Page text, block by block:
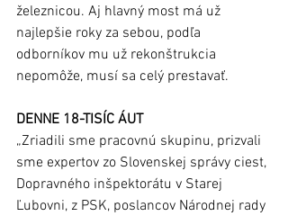
železnicou. Aj hlavný most má už
najlepšie roky za sebou, podľa
odborníkov mu už rekonštrukcia
nepomôže, musí sa celý prestavať.
DENNE 18-TISÍC ÁUT
„Zriadili sme pracovnú skupinu, prizvali
sme expertov zo Slovenskej správy ciest,
Dopravného inšpektorátu v Starej
Ľubovni, z PSK, poslancov Národnej rady